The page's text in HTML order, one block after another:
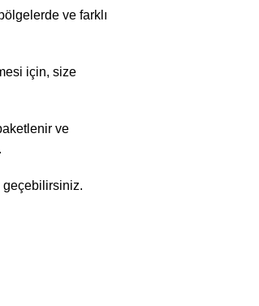
ve farklı
için, size
ve
geçebilirsiniz.